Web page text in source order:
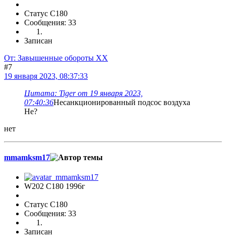
Статус C180
Сообщения: 33
Записан
От: Завышенные обороты ХХ
#7
19 января 2023, 08:37:33
Цитата: Tiger от 19 января 2023,
07:40:36Несанкционированный подсос воздуха
Не?
нет
mmamksm17
W202 C180 1996г
Статус C180
Сообщения: 33
Записан